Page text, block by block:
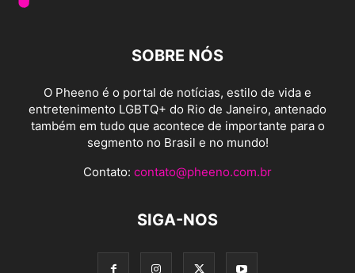
SOBRE NÓS
O Pheeno é o portal de notícias, estilo de vida e
entretenimento LGBTQ+ do Rio de Janeiro, antenado
também em tudo que acontece de importante para o
segmento no Brasil e no mundo!
Contato: contato@pheeno.com.br
SIGA-NOS